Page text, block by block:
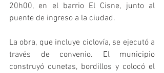
20h00, en el barrio El Cisne, junto al
puente de ingreso a la ciudad.
La obra, que incluye ciclovía, se ejecutó a
través de convenio. El municipio
construyó cunetas, bordillos y colocó el